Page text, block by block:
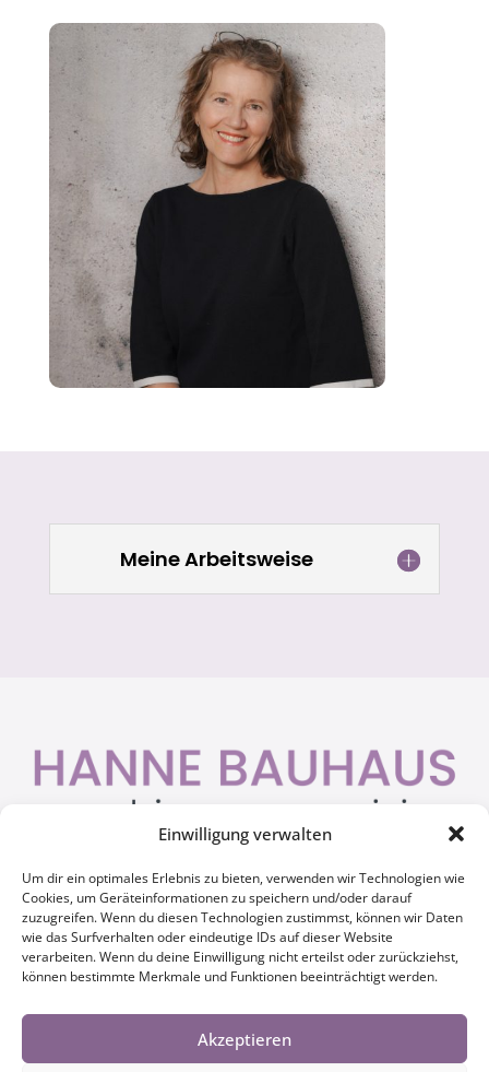
Einwilligung verwalten
Um dir ein optimales Erlebnis zu bieten, verwenden wir Technologien wie
Cookies, um Geräteinformationen zu speichern und/oder darauf
zuzugreifen. Wenn du diesen Technologien zustimmst, können wir Daten
wie das Surfverhalten oder eindeutige IDs auf dieser Website
verarbeiten. Wenn du deine Einwilligung nicht erteilst oder zurückziehst,
können bestimmte Merkmale und Funktionen beeinträchtigt werden.
Akzeptieren
Meine Arbeitsweise

Hammer Straße 39
48153 Münster

0251 714293
hannebauhaus@t-online.de